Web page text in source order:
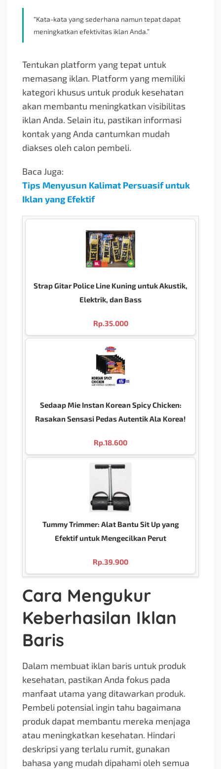
“Kata-kata yang sederhana namun tepat dapat
meningkatkan efektivitas iklan Anda.”
Tentukan platform yang tepat untuk
memasang iklan. Platform yang memiliki
kategori khusus untuk produk kesehatan
akan membantu meningkatkan visibilitas
iklan Anda. Selain itu, pastikan informasi
kontak yang Anda cantumkan mudah
diakses oleh calon pembeli.
Baca Juga:
Tips Menyusun Kalimat Persuasif untuk
Iklan yang Efektif
Strap Gitar Police Line Kuning untuk Akustik,
Elektrik, dan Bass
Rp.35.000
Sedaap Mie Instan Korean Spicy Chicken:
Rasakan Sensasi Pedas Autentik Ala Korea!
Rp.18.600
Tummy Trimmer: Alat Bantu Sit Up yang
Efektif untuk Mengecilkan Perut
Rp.39.900
Cara Mengukur
Keberhasilan Iklan
Baris
Dalam membuat iklan baris untuk produk
kesehatan, pastikan Anda fokus pada
manfaat utama yang ditawarkan produk.
Pembeli potensial ingin tahu bagaimana
produk dapat membantu mereka menjaga
atau meningkatkan kesehatan. Hindari
deskripsi yang terlalu rumit, gunakan
bahasa yang mudah dipahami oleh semua